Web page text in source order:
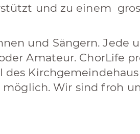
und zu einem
und Sängern. Jede
Amateur. ChorLife
des Kirchgemeindehaus
Wir sind froh